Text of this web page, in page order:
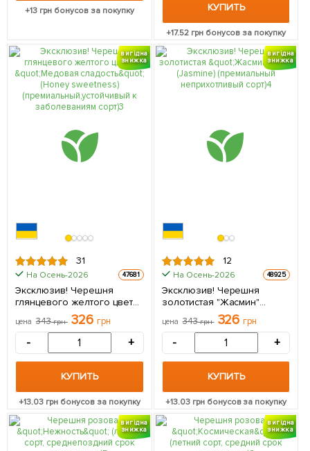
+13 грн бонусов за покупку КУПИТЬ
+17.52 грн бонусов за покупку
вигідна
знижка
31
На Осень-2026 47681
Эксклюзив! Черешня
глянцевого желтого цвета
"Медовая сладость" (Honey
sweetness)
(премиальный,устойчивый
к заболеваниям сорт) 1
саженец в упаковке
цена 343грн 326 грн
- +
КУПИТЬ
+13.03грн бонусов за покупку
вигідна
знижка
12
На Осень-2026 48925
Эксклюзив! Черешня
золотистая "Жасмин"
(Jasmine) (премиальный
неприхотливый сорт) 1
саженец в упаковке
цена 343грн 326 грн
- +
КУПИТЬ
+13.03грн бонусов за покупку
вигідна
знижка
вигідна
знижка